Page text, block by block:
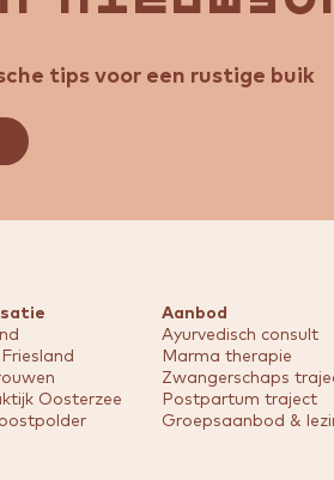
tips voor een rustige buik
Oosterzee
Aanbod
Ayurvedisch consult
Marma therapie
Zwangerschaps
Postpartum traject
Groepsaanbod &